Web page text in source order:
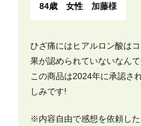
84歳 女性 加藤様
ひざ痛にはヒアルロン酸は
果が認められていないなんて
この商品は2024年に承認さ
しみです!
※内容自由で感想を依頼した